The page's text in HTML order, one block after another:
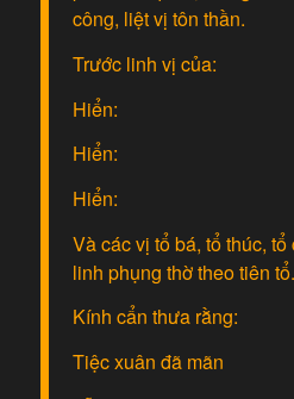
công, liệt vị tôn thần.
Trước linh vị của:
Hiển:
Hiển:
Hiển:
Và các vị tổ bá, tổ thúc,
linh phụng thờ theo tiên tổ.
Kính cẩn thưa rằng:
Tiệc xuân đã mãn